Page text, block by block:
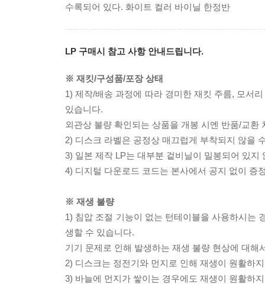
수록되어 있다. 화이트 컬러 바이닐 한정반
LP 구매시 참고 사항 안내드립니다.
※ 재킷/구성품/포장 상태
1) 제작/배송 과정에 따라 경미한 재킷 주름, 모서
있습니다.
외관상 불량 확인되는 상품을 개봉 시엔 반품/교환
2) 디스크 라벨은 공정상 매끄럽게 부착되지 않을
3) 일본 제작 LP는 대부분 겉비닐이 밀봉되어 있지
4) 디지털 다운로드 코드는 본사에서 공지 없이 증
※ 재생 불량
1) 침압 조절 기능이 없는 턴테이블을 사용하시는
생할 수 있습니다.
기기 문제로 인해 발생하는 재생 불량 현상에 대
2) 디스크는 정전기와 먼지로 인해 재생이 원활하
3) 바늘에 먼지가 쌓이는 경우에도 재생이 원활하